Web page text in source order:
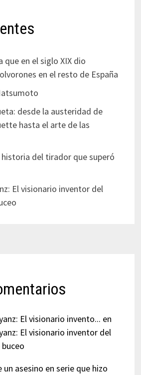
que en el siglo XIX dio
en el resto de España
desde la austeridad de
hasta el arte de las
historia del tirador que superó
El visionario inventor del
El visionario invento... en
El visionario inventor del
un asesino en serie que hizo